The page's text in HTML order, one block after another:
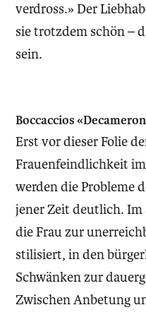
verdross.» Der
sie trotzdem schön –
sein.
Boccaccios
Erst vor dieser Folie
Frauenfeindlichkeit
werden die Probleme
jener Zeit deutlich.
die Frau zur
stilisiert, in den
Schwänken zur
Zwischen Anbetung